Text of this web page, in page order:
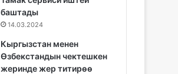
баштады
14.03.2024
Кыргызстан менен
Өзбекстандын чектешкен
жеринде жер титирөө